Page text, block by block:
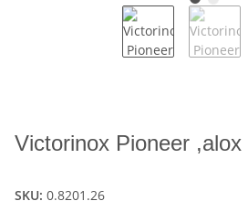
Victorinox Pioneer ,alox
SKU: 0.8201.26